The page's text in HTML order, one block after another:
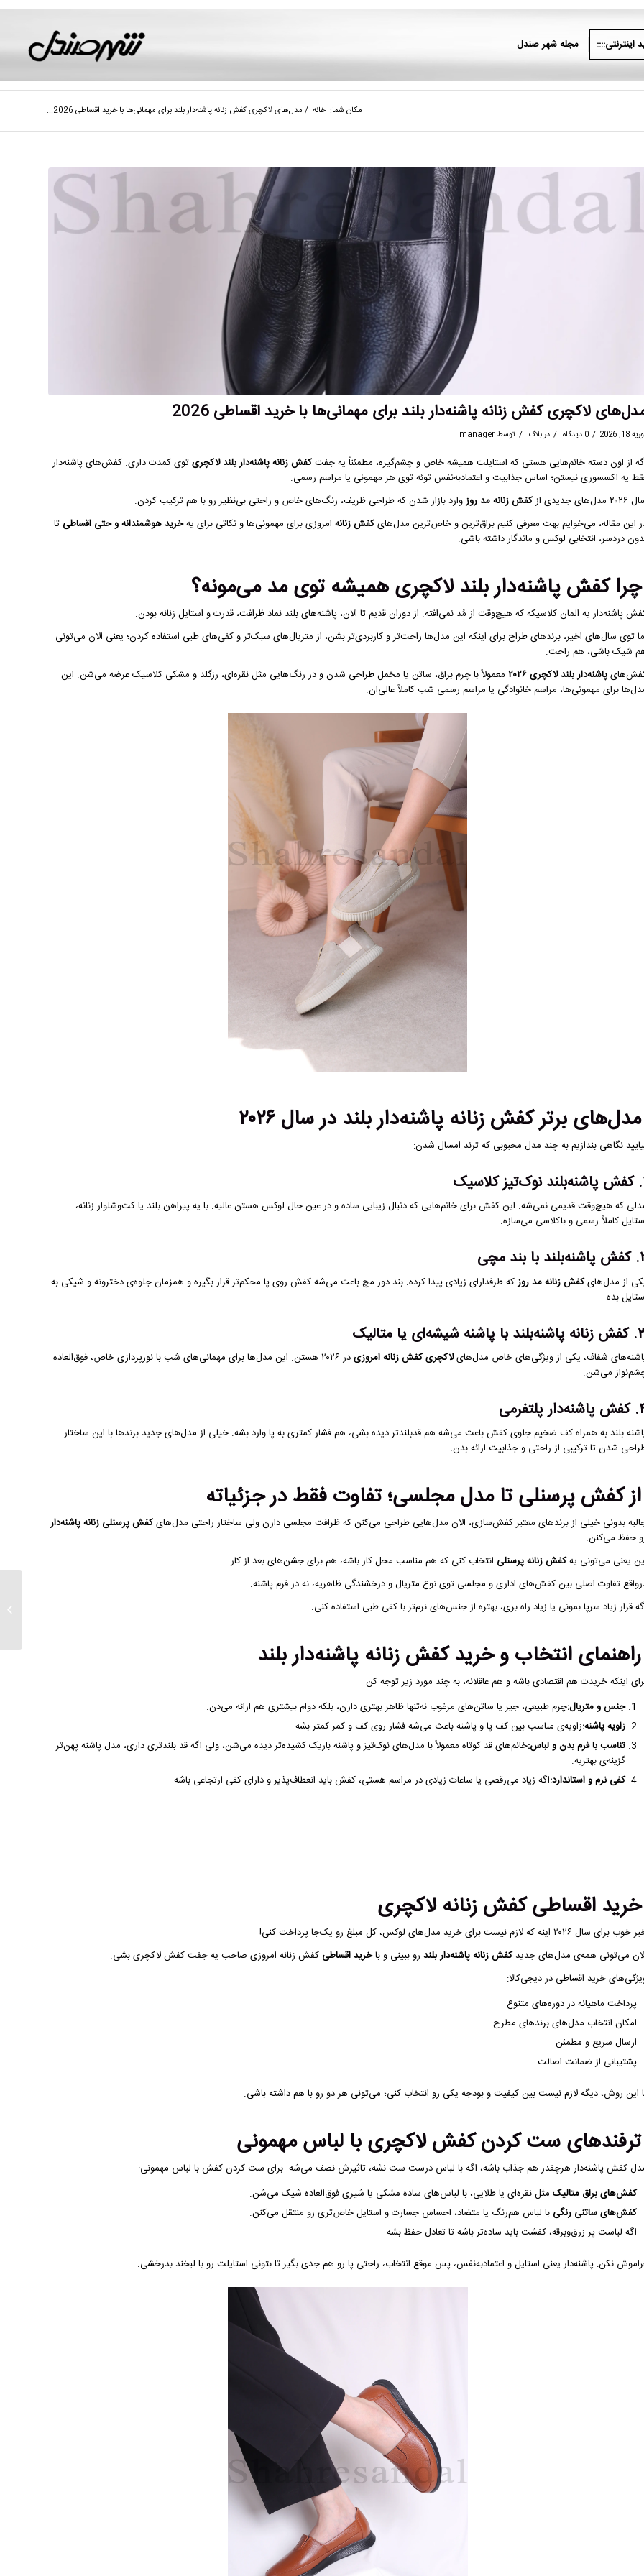
اینترنتی:::: مجله شهر صندل
مکان شما: خانه / مدل‌های لاکچری کفش زنانه پاشنه‌دار بلند برای مهمانی‌ها با خرید اقساطی 2026...
لاکچری کفش زنانه پاشنه‌دار بلند برای مهمانی‌ها با خرید اقساطی 2026
18, 2026
/ 0 دیدگاه / دربلاگ / توسط manager
از اون دسته خانم‌هایی هستی که استایلت همیشه خاص و چشم‌گیره، مطمئناً یه جفتکفش زنانه پاشنه‌دار بلند لاکچریتوی کمدت داری. کفش‌های پاشنه‌دار
یه اکسسوری نیستن؛ اساس جذابیت و اعتمادبه‌نفس توئه توی هر مهمونی یا مراسم رسمی.
مدل‌های جدیدی از
کفش زنانه مد روزوارد بازار شدن که طراحی ظریف، رنگ‌های خاص و راحتی بی‌نظیر رو با هم ترکیب کردن.
این مقاله، می‌خوایم بهت معرفی کنیم براق‌ترین و خاص‌ترین مدل‌هایکفش زنانهامروزی برای مهمونی‌ها و نکاتی برای یهخرید هوشمندانه و حتی اقساطی تا
دردسر، انتخابی لوکس و ماندگار داشته باشی.
چرا کفش پاشنه‌دار بلند لاکچری همیشه توی مد می‌مونه؟
پاشنه‌دار یه المان کلاسیکه که هیچ‌وقت از مُد نمی‌افته. از دوران قدیم تا الان، پاشنه‌های بلند نماد ظرافت، قدرت و استایل زنانه بودن.
توی سال‌های اخیر، برندهای طراح برای اینکه این مدل‌ها راحت‌تر و کاربردی‌تر بشن، از متریال‌های سبک‌تر و کفی‌های طبی استفاده کردن؛ یعنی الان می‌تونی
شیک باشی، هم راحت.
پاشنه‌دار بلند لاکچری ۲۰۲۶
معمولاً با چرم براق، ساتن یا مخمل طراحی شدن و در رنگ‌هایی مثل نقره‌ای، رزگلد و مشکی کلاسیک عرضه می‌شن. این
برای مهمونی‌ها، مراسم خانوادگی یا مراسم رسمی شب کاملاً عالی‌ان.
مدل‌های برتر کفش زنانه پاشنه‌دار بلند در سال ۲۰۲۶
نگاهی بندازیم به چند مدل محبوبی که ترند امسال شدن:
که هیچ‌وقت قدیمی نمی‌شه. این کفش برای خانم‌هایی که دنبال زیبایی ساده و در عین حال لوکس هستن عالیه. با یه پیراهن بلند یا کت‌وشلوار زنانه،
کاملاً رسمی و باکلاسی می‌سازه.
بند مچی
از مدل‌هایکفش زنانه مد روزکه طرفدارای زیادی پیدا کرده. بند دور مچ باعث می‌شه کفش روی پا محکم‌تر قرار بگیره و همزمان جلوه‌ی دخترونه و شیکی به
بده.
شیشه‌ای یا متالیک
شفاف، یکی از ویژگی‌های خاص مدل‌هایلاکچری کفش زنانه امروزی
در ۲۰۲۶ هستن. این مدل‌ها برای مهمانی‌های شب با نورپردازی خاص، فوق‌العاده
می‌شن.
پلتفرمی
بلند به همراه کف ضخیم جلوی کفش باعث می‌شه هم قدبلندتر دیده بشی، هم فشار کمتری به پا وارد بشه. خیلی از مدل‌های جدید برندها با این ساختار
شدن تا ترکیبی از راحتی و جذابیت ارائه بدن.
از کفش پرسنلی تا مدل مجلسی؛ تفاوت فقط در جزئیاته
بدونی خیلی از برندهای معتبر کفش‌سازی، الان مدل‌هایی طراحی می‌کنن که ظرافت مجلسی دارن ولی ساختار راحتی مدل‌هایکفش پرسنلی زنانه پاشنه‌دار
حفظ می‌کنن.
یعنی می‌تونی یهکفش زنانه پرسنلی انتخاب کنی که هم مناسب محل کار باشه، هم برای جشن‌های بعد از کار
تفاوت اصلی بین کفش‌های اداری و مجلسی توی نوع متریال و درخشندگی ظاهریه، نه در فرم پاشنه.
قرار زیاد سرپا بمونی یا زیاد راه بری، بهتره از جنس‌های نرم‌تر با کفی طبی استفاده کنی.
راهنمای انتخاب و خرید کفش زنانه پاشنه‌دار بلند
اینکه خریدت هم اقتصادی باشه و هم عاقلانه، به چند مورد زیر توجه کن
جنس و متریال:چرم طبیعی، جیر یا ساتن‌های مرغوب نه‌تنها ظاهر بهتری دارن، بلکه دوام بیشتری هم ارائه می‌دن.
زاویه پاشنه:زاویه‌ی مناسب بین کف پا و پاشنه باعث می‌شه فشار روی کف و کمر کمتر بشه.
تناسب با فرم بدن و لباس:خانم‌های قد کوتاه معمولاً با مدل‌های نوک‌تیز و پاشنه باریک کشیده‌تر دیده می‌شن، ولی اگه قد بلندتری داری، مدل پاشنه پهن‌تر
گزینه‌ی بهتریه.
کفی نرم و استاندارد:اگه زیاد می‌رقصی یا ساعات زیادی در مراسم هستی، کفش باید انعطاف‌پذیر و دارای کفی ارتجاعی باشه.
خرید اقساطی کفش زنانه لاکچری
برای سال ۲۰۲۶ اینه که لازم نیست برای خرید مدل‌های لوکس، کل مبلغ رو یک‌جا پرداخت کنی!
می‌تونی همه‌ی مدل‌های جدیدکفش زنانه پاشنه‌دار بلندرو ببینی و باخرید اقساطی کفش زنانه امروزی صاحب یه جفت کفش لاکچری بشی.
خرید اقساطی در دیجی‌کالا:
پرداخت ماهیانه در دوره‌های متنوع
امکان انتخاب مدل‌های برندهای مطرح
ارسال سریع و مطمئن
پشتیبانی از ضمانت اصالت
این روش، دیگه لازم نیست بین کیفیت و بودجه یکی رو انتخاب کنی؛ می‌تونی هر دو رو با هم داشته باشی.
ترفندهای ست کردن کفش لاکچری با لباس مهمونی
کفش پاشنه‌دار هرچقدر هم جذاب باشه، اگه با لباس درست ست نشه، تاثیرش نصف می‌شه. برای ست کردن کفش با لباس مهمونی:
کفش‌های براق متالیکمثل نقره‌ای یا طلایی، با لباس‌های ساده مشکی یا شیری فوق‌العاده شیک می‌شن.
کفش‌های ساتنی رنگی با لباس هم‌رنگ یا متضاد، احساس جسارت و استایل خاص‌تری رو منتقل می‌کنن.
اگه لباست پر زرق‌وبرقه، کفشت باید ساده‌تر باشه تا تعادل حفظ بشه.
نکن: پاشنه‌دار یعنی استایل و اعتمادبه‌نفس، پس موقع انتخاب، راحتی پا رو هم جدی بگیر تا بتونی استایلت رو با لبخند بدرخشی.
کار